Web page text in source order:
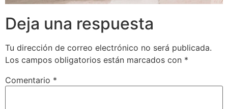
Deja una respuesta
Tu dirección de correo electrónico no será publicada.
Los campos obligatorios están marcados con *
Comentario *